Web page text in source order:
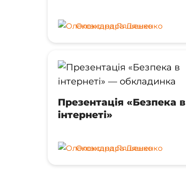
Олександра Ляшенко
Презентація «Безпека в
інтернеті»
Олександра Ляшенко